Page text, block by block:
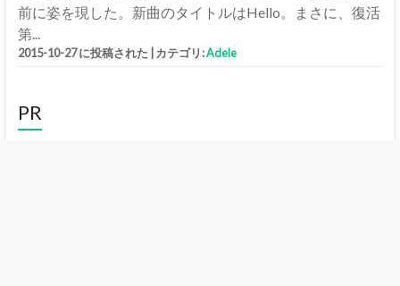
前に姿を現した。新曲のタイトルはHello。まさに、復活
第...
2015-10-27 に投稿された |カテゴリ:Adele
PR